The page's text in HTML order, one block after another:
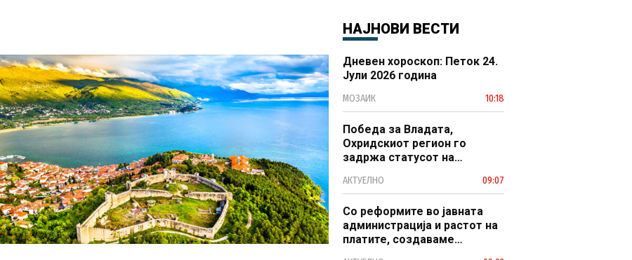
НАЈНОВИ ВЕСТИ
Дневен хороскоп: Петок 24.
Јули 2026 година
МОЗАИК 10:18
Победа за Владата,
Охридскиот регион го
задржа статусот на
наследство
АКТУЕЛНО 09:07
Со реформите во јавната
администрација и растот на
платите, создаваме